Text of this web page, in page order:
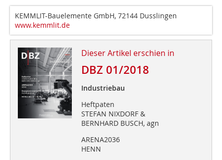
KEMMLIT-Bauelemente GmbH, 72144 Dusslingen
www.kemmlit.de
Dieser Artikel erschien in
DBZ 01/2018
Industriebau
Heftpaten
STEFAN NIXDORF &
BERNHARD BUSCH, agn
ARENA2036
HENN